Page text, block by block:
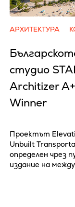
АРХИТЕКТУРА
студио
Architizer
Winner
Проектът
Unbuilt
определен чрез
издание на